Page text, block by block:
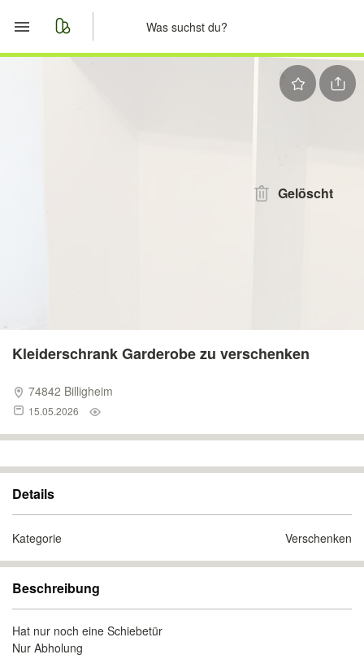
Gelöscht
Kleiderschrank Garderobe zu verschenken
74842 Billigheim
15.05.2026
Details
Kategorie Verschenken
Beschreibung
Hat nur noch eine Schiebetür
Nur Abholung